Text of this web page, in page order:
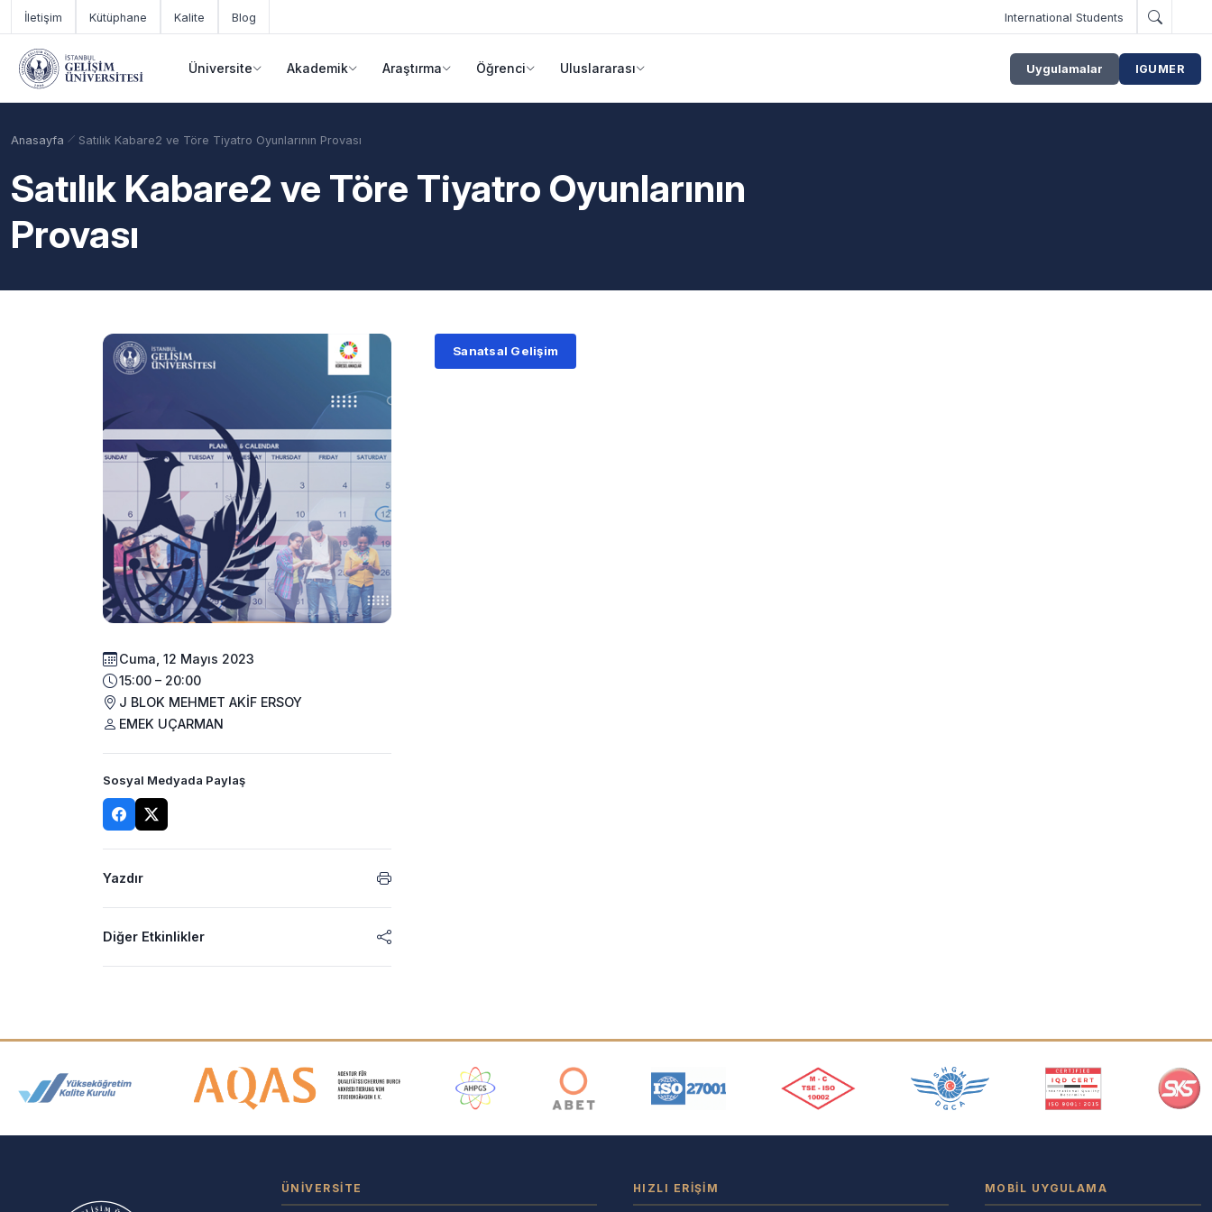
Ana içeriğe geç
İletişim Kütüphane Kalite Blog International Students
Üniversite Akademik Araştırma Öğrenci Uluslararası Uygulamalar IGUMER
Akademik Takvim Burslar
Anasayfa Satılık Kabare2 ve Töre Tiyatro Oyunlarının Provası
Satılık Kabare2 ve Töre Tiyatro Oyunlarının
Provası
Cuma, 12 Mayıs 2023
15:00 – 20:00
J BLOK MEHMET AKİF ERSOY
EMEK UÇARMAN
Sosyal Medyada Paylaş
Yazdır
Diğer Etkinlikler
Sanatsal Gelişim
Akreditasyon ve Üyelik Logoları
ÜNIVERSITE HIZLI ERIŞIM MOBIL UYGULAMA